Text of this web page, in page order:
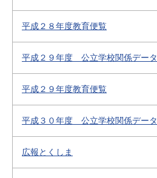
平成２８年度教育便覧
平成２９年度 公立学校関係データ
平成２９年度教育便覧
平成３０年度 公立学校関係データ
広報とくしま